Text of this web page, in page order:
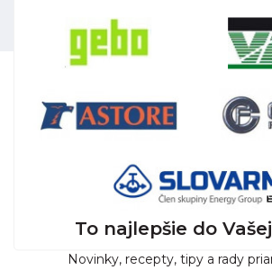
To najlepšie do
Novinky, recepty, tipy a rady